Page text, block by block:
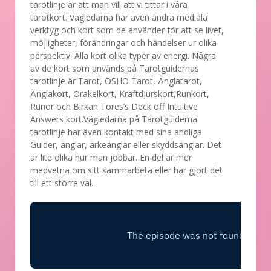
tarotlinje är att man vill att vi tittar i våra
tarotkort. Vägledarna har även andra mediala
verktyg och kort som de använder för att se livet,
möjligheter, förändringar och händelser ur olika
perspektiv. Alla kort olika typer av energi. Några
av de kort som används på Tarotguidernas
tarotlinje är Tarot, OSHO Tarot, Änglatarot,
Änglakort, Orakelkort, Kraftdjurskort,Runkort,
Runor och Birkan Tores’s Deck off Intuitive
Answers kort.Vägledarna på Tarotguiderna
tarotlinje har även kontakt med sina andliga
Guider, änglar, ärkeänglar eller skyddsänglar. Det
är lite olika hur man jobbar. En del är mer
medvetna om sitt sammarbeta eller har gjort det
till ett större val.